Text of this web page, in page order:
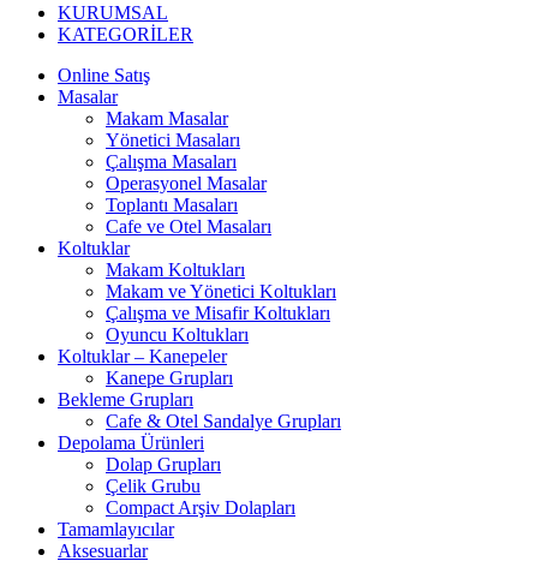
KURUMSAL
KATEGORİLER
Online Satış
Masalar
Makam Masalar
Yönetici Masaları
Çalışma Masaları
Operasyonel Masalar
Toplantı Masaları
Cafe ve Otel Masaları
Koltuklar
Makam Koltukları
Makam ve Yönetici Koltukları
Çalışma ve Misafir Koltukları
Oyuncu Koltukları
Koltuklar – Kanepeler
Kanepe Grupları
Bekleme Grupları
Cafe & Otel Sandalye Grupları
Depolama Ürünleri
Dolap Grupları
Çelik Grubu
Compact Arşiv Dolapları
Tamamlayıcılar
Aksesuarlar